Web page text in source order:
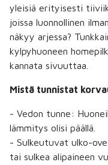
yleisiä erityisesti
joissa luonnollinen
näkyy arjessa?
kylpyhuoneen
kannata sivuuttaa.
Mistä tunnistat
- Vedon tunne:
lämmitys olisi päällä.
- Sulkeutuvat ulko-
tai sulkea alipaineen